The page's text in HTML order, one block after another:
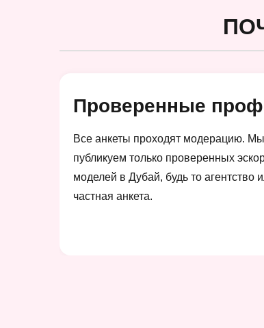
Проверенные
Все анкеты проходят модерацию. Мы
публикуем только проверенных
моделей в Дубай, будь то агентство
частная анкета.